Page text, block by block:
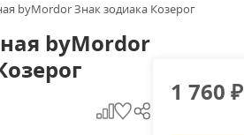
byMordor Знак зодиака Козерог
byMordor
1 760₽